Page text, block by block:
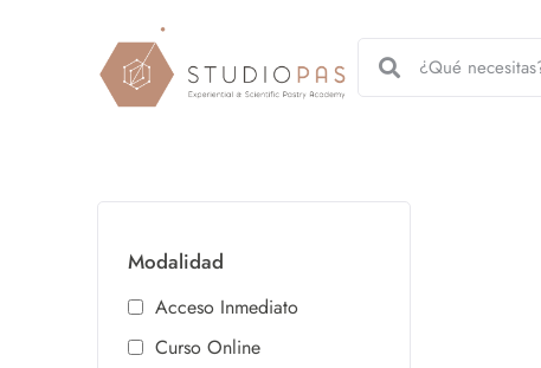
Modalidad
Acceso Inmediato
Curso Online